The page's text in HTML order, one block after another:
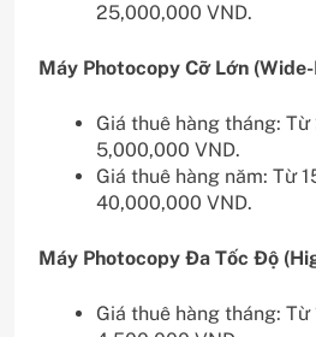
25,000,000 VND.
Máy Photocopy Cỡ Lớn
Giá thuê hàng tháng:
5,000,000 VND.
Giá thuê hàng năm: Từ
40,000,000 VND.
Máy Photocopy Đa Tốc Độ
Giá thuê hàng tháng: